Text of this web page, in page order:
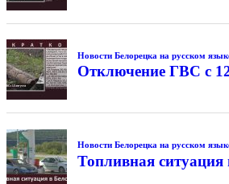
Новости Белорецка на русском
Отключение ГВС с 12
Новости Белорецка на русском
Топливная ситуация